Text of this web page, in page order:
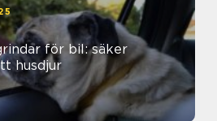
för bil: säker
husdjur